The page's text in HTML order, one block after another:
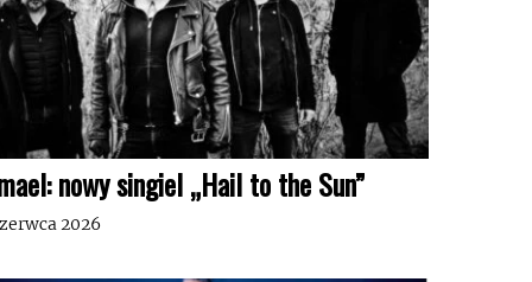
nowy singiel „Hail to the Sun”
2026